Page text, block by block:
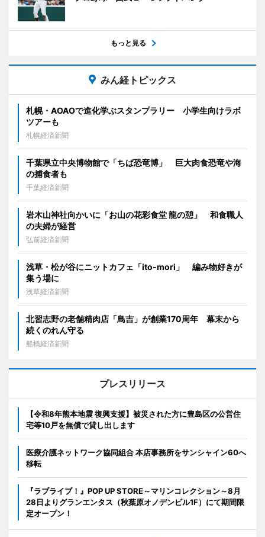
もっと見る
みん経トピックス
札幌・AOAOで進化学ぶスタンプラリー 小学生向けラボ
ツアーも
札幌経済新聞
千葉県立中央博物館で「ちば恐竜博」 巨大肉食恐竜や海
の捕食者も
千葉経済新聞
岩木山神社向かいに「お山の花彩食堂 龍の憩」 和食職人
の夫婦が経営
弘前経済新聞
浅草・松が谷にニットカフェ「ito-mori」 編み物好きが
集う場に
浅草経済新聞
北習志野の老舗精肉店「鳥吉」が創業170周年 幕末から
続くのれん守る
船橋経済新聞
プレスリリース
【令和8年熊本地震 復興支援】被災された方に豊島区の公営住
宅等10戸を無償で貸し出します
医療介護ネットワーク協同組合 本店事務所をサンシャイン60へ
移転
『ラブライブ！』POP UP STORE～マリンコレクション～8月
28日よりグランエンタス（秋葉原オノデンビル1F）にて期間限
定オープン！